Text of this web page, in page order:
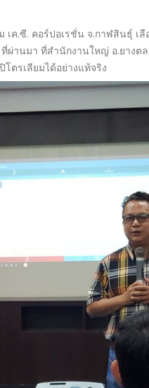
ค.ซี. คอร์ปอเรชั่น จ.กาฬสินธุ์ เ
ผ่านมา ที่สำนักงานใหญ่ อ.ยาง
ตรเลียมได้อย่างแท้จริง